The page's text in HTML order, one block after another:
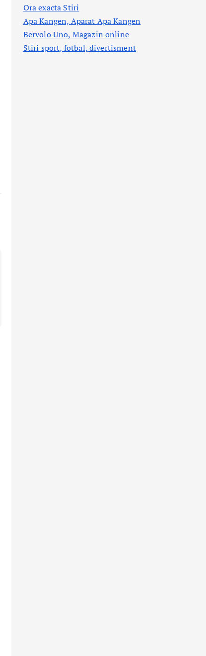
Ora exacta Stiri
Apa Kangen, Aparat Apa Kangen
Bervolo Uno, Magazin online
Stiri sport, fotbal,divertisment